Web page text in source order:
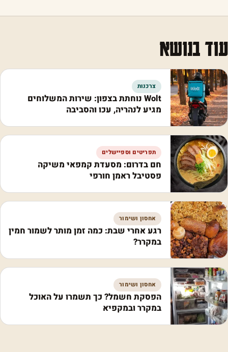
עוד בנושא
צרכנות
Wolt נוחתת בצפון: שירות המשלוחים
מגיע לנהריה, עכו והסביבה
תפריטים וספיישלים
חם בדרום: מסעדת קמפאי משיקה
פסטיבל ראמן חורפי
אחסון ושימור
רגע אחרי שבת: כמה זמן מותר לשמור חמין
במקרר?
אחסון ושימור
הפסקת חשמל? כך תשמרו על האוכל
במקרר ובמקפיא